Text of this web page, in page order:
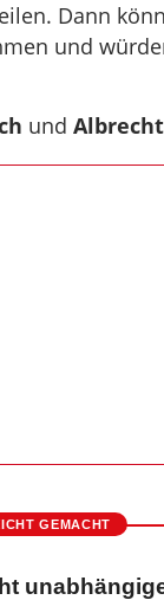
Dann
und
und
GEMACHT